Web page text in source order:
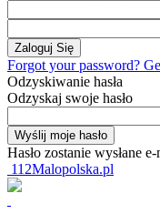
Forgot your password?
Odzyskiwanie hasła
Odzyskaj swoje hasło
Hasło zostanie wysłane
112Malopolska.pl